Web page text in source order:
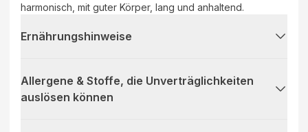
harmonisch, mit guter Körper, lang und anhaltend.
Ernährungshinweise
Allergene & Stoffe, die Unverträglichkeiten
auslösen können